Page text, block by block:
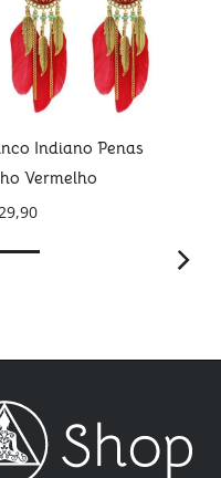
Indiano Penas
Vermelho
29,90